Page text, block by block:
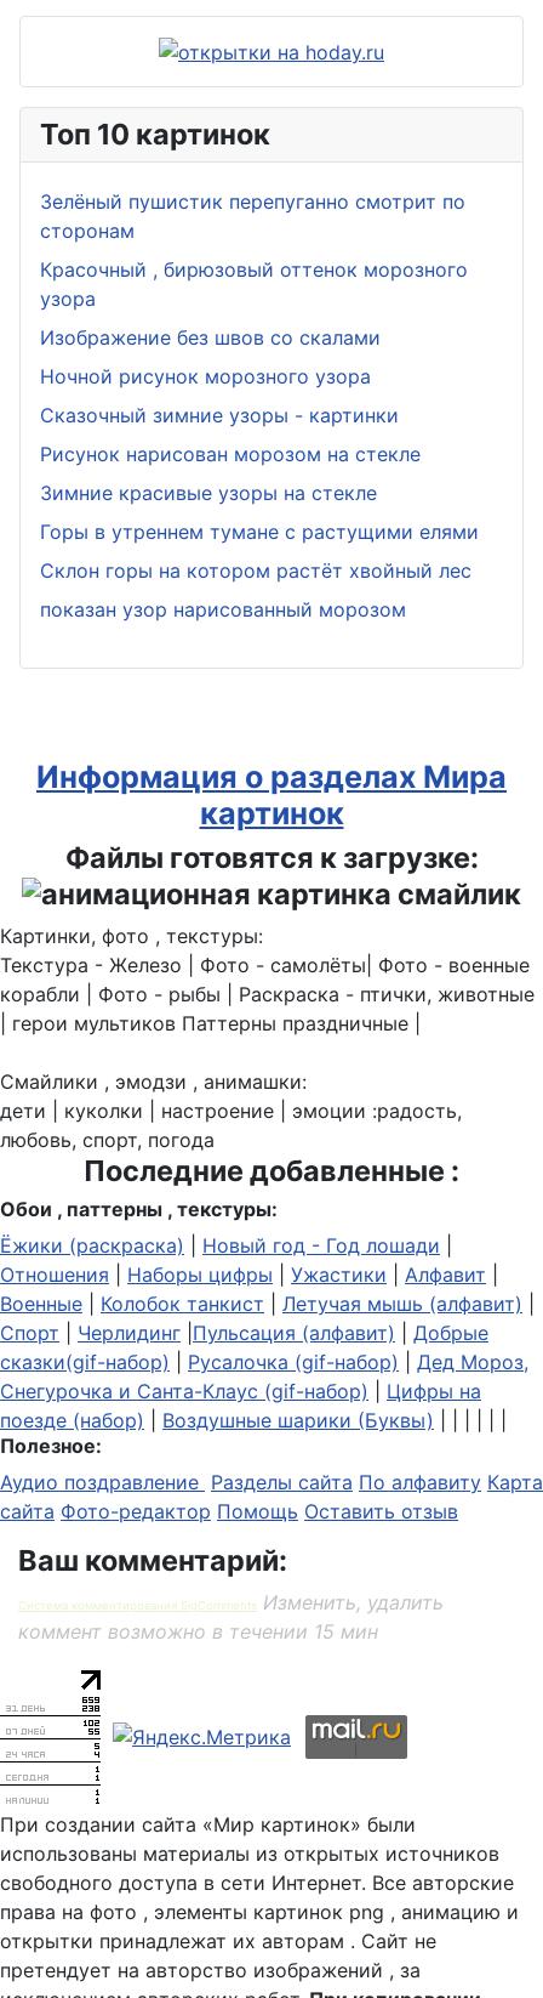
Топ 10 картинок
Зелёный пушистик перепуганно смотрит по
сторонам
Красочный , бирюзовый оттенок морозного
узора
Изображение без швов со скалами
Ночной рисунок морозного узора
Сказочный зимние узоры - картинки
Рисунок нарисован морозом на стекле
Зимние красивые узоры на стекле
Горы в утреннем тумане с растущими елями
Склон горы на котором растёт хвойный лес
показан узор нарисованный морозом
Информация о разделах Мира
картинок
Файлы готовятся к загрузке:
Картинки, фото , текстуры:
Текстура - Железо | Фото - самолёты| Фото - военные
корабли | Фото - рыбы | Раскраска - птички, животные
| герои мультиков Паттерны праздничные |
Смайлики , эмодзи , анимашки:
дети | куколки | настроение | эмоции :радость,
любовь, спорт, погода
Последние добавленные :
Обои , паттерны , текстуры:
Ёжики (раскраска)
Новый год - Год лошади
Отношения
Наборы цифры Ужастики Алфавит
Военные
Колобок танкист Летучая мышь (алфавит)
Спорт
Черлидинг Пульсация (алфавит)
Добрые
сказки(gif-набор)
Русалочка (gif-набор)
Дед Мороз,
Снегурочка и Санта-Клаус (gif-набор)
Цифры на
поезде (набор)
Воздушные шарики (Буквы)
Полезное:
Аудио поздравление Разделы сайта По алфавиту Карта
сайта Фото-редактор Помощь Оставить отзыв
Ваш комментарий:
Система комментирования SigComments
Изменить, удалить
коммент возможно в течении 15 мин
При создании сайта «Мир картинок» были
использованы материалы из открытых источников
свободного доступа в сети Интернет. Все авторские
права на фото , элементы картинок png , анимацию и
открытки принадлежат их авторам . Сайт не
претендует на авторство изображений , за